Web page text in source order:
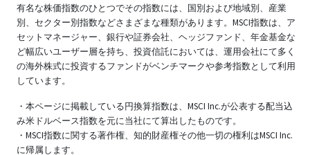
有名な株価指数のひとつでその指数には、国別および地域別、産業
別、セクター別指数などさまざまな種類があります。MSCI指数は、ア
セットマネージャー、銀行や証券会社、ヘッジファンド、年金基金な
ど幅広いユーザー層を持ち、投資信託においては、運用会社にて多く
の海外株式に投資するファンドがベンチマークや参考指数として利用
しています。
・本ページに掲載している円換算指数は、MSCI Inc.が公表する配当込
み米ドルベース指数を元に当社にて算出したものです。
・MSCI指数に関する著作権、知的財産権その他一切の権利はMSCI Inc.
に帰属します。